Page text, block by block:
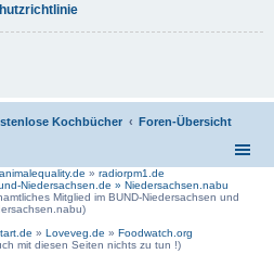
Kochbücher Foren-Übersicht
animalequality.de » radiorpm1.de
Niedersachsen.de » Niedersachsen.nabu
Mitglied im BUND-Niedersachsen und
» Loveveg.de » Foodwatch.org
mit diesen Seiten nichts zu tun !)